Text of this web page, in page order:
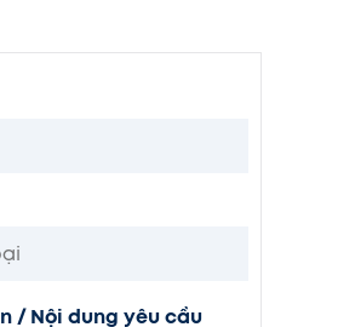
/ Nội dung yêu cầu